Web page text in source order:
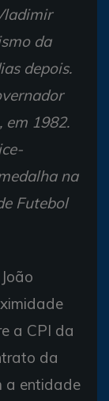
da
depois.
em 1982.
na
Futebol
a CPI da
da
a entidade